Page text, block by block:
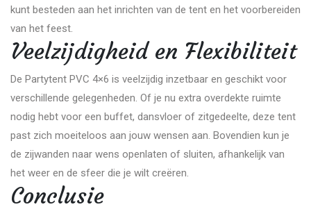
kunt besteden aan het inrichten van de tent en het voorbereiden
van het feest.
Veelzijdigheid en Flexibiliteit
De Partytent PVC 4×6 is veelzijdig inzetbaar en geschikt voor
verschillende gelegenheden. Of je nu extra overdekte ruimte
nodig hebt voor een buffet, dansvloer of zitgedeelte, deze tent
past zich moeiteloos aan jouw wensen aan. Bovendien kun je
de zijwanden naar wens openlaten of sluiten, afhankelijk van
het weer en de sfeer die je wilt creëren.
Conclusie